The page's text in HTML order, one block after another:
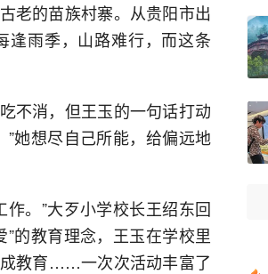
老的苗族村寨。从贵阳市出
逢雨季，山路难行，而这条
不消，但王玉的一句话打动
她想尽自己所能，给偏远地
。”大歹小学校长王绍东回
的教育理念，王玉在学校里
教育……一次次活动丰富了